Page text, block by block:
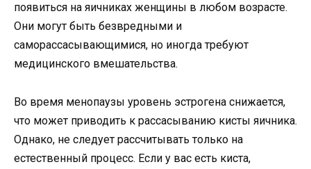
появиться на яичниках женщины в любом возрасте.
Они могут быть безвредными и
саморассасывающимися, но иногда требуют
медицинского вмешательства.
Во время менопаузы уровень эстрогена снижается,
что может приводить к рассасыванию кисты яичника.
Однако, не следует рассчитывать только на
естественный процесс. Если у вас есть киста,